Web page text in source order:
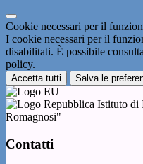
Cookie necessari per il
I cookie necessari per il
disabilitati. È possibile
policy.
Accetta tutti Salva le
Istituto di
Romagnosi"
Contatti